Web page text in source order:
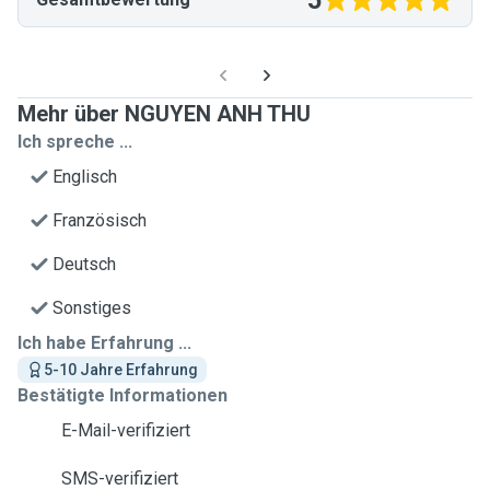
Mehr über NGUYEN ANH THU
Ich spreche ...
Englisch
Französisch
Deutsch
Sonstiges
Ich habe Erfahrung ...
5-10 Jahre Erfahrung
Bestätigte Informationen
E-Mail-verifiziert
SMS-verifiziert